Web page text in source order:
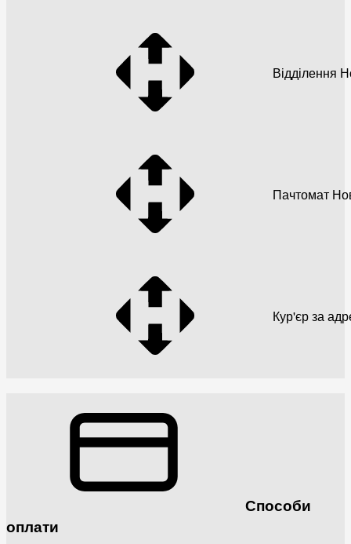
Відділення
Пачтомат
Кур'єр за
Способи
оплати